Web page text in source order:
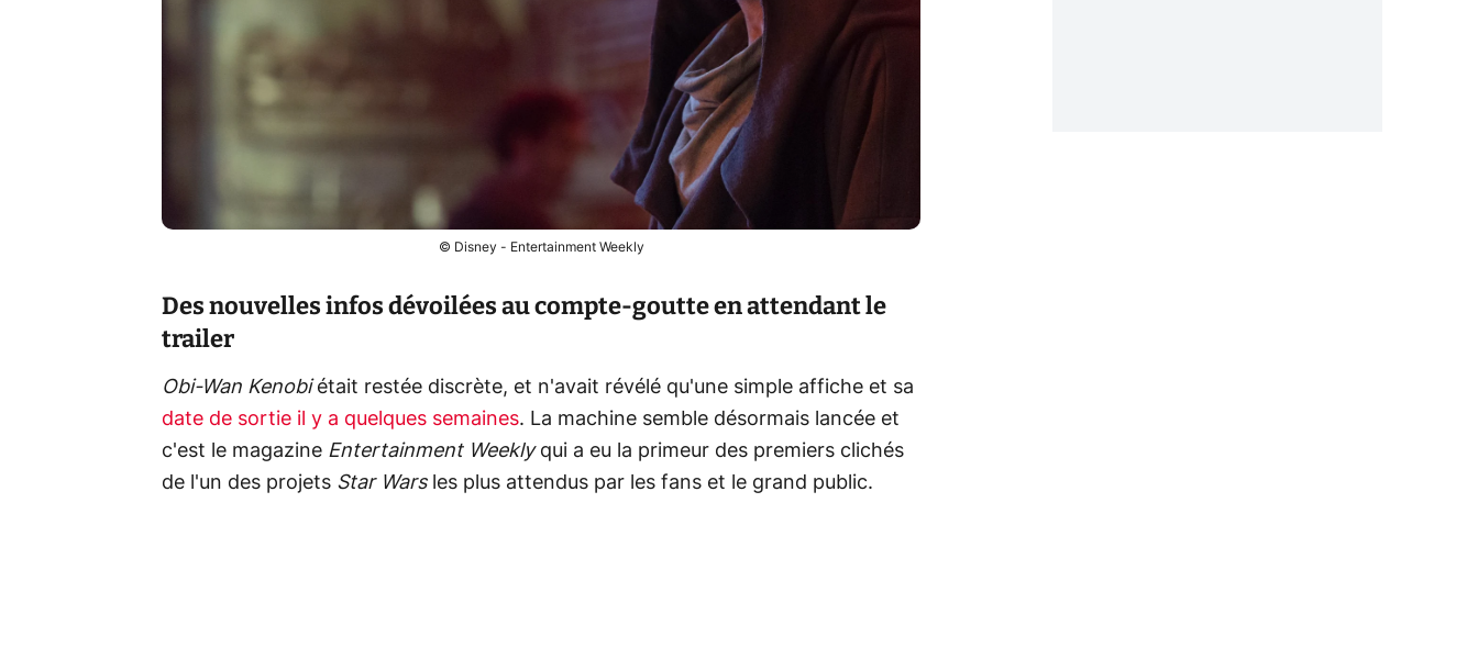
© Disney - Entertainment Weekly
Des nouvelles infos dévoilées au compte-goutte en attendant le
trailer
Obi-Wan Kenobiétait restée discrète, et n'avait révélé qu'une simple affiche et sa
date de sortie il y a quelques semaines. La machine semble désormais lancée et
c'est le magazine Entertainment Weeklyqui a eu la primeur des premiers clichés
de l'un des projets Star Warsles plus attendus par les fans et le grand public.